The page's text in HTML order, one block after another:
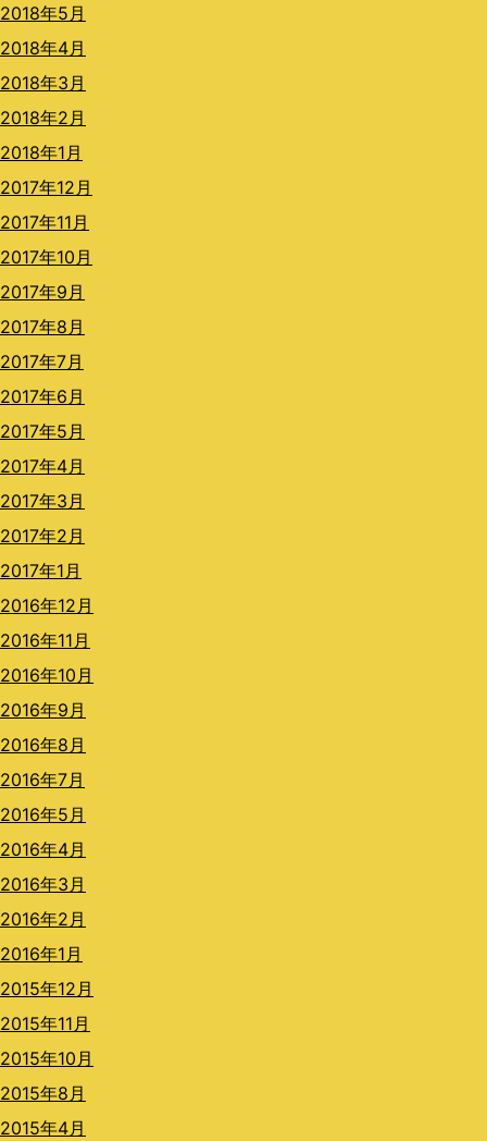
2018年5月
2018年4月
2018年3月
2018年2月
2018年1月
2017年12月
2017年11月
2017年10月
2017年9月
2017年8月
2017年7月
2017年6月
2017年5月
2017年4月
2017年3月
2017年2月
2017年1月
2016年12月
2016年11月
2016年10月
2016年9月
2016年8月
2016年7月
2016年5月
2016年4月
2016年3月
2016年2月
2016年1月
2015年12月
2015年11月
2015年10月
2015年8月
2015年4月